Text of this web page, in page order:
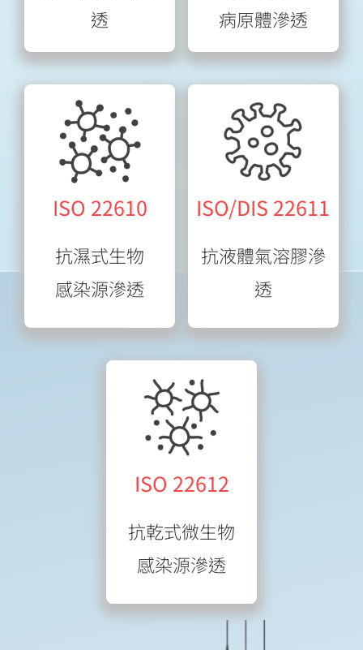
透
病原體滲透
ISO 22610
抗濕式生物
感染源滲透
ISO/DIS 22611
抗液體氣溶膠滲
透
ISO 22612
抗乾式微生物
感染源滲透